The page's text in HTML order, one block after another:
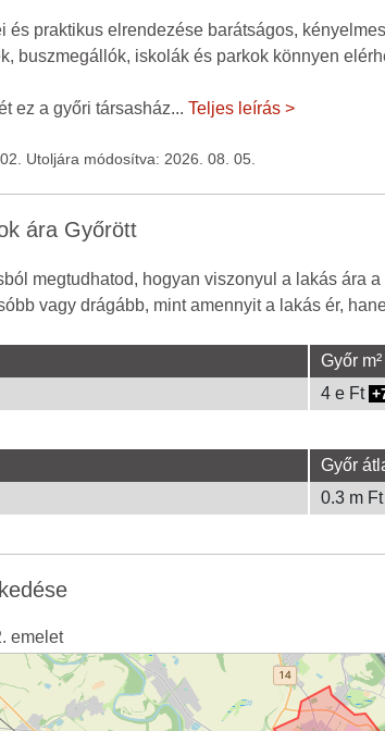
és praktikus elrendezése barátságos,
buszmegállók, iskolák és parkok könnyen
ez a győri társasház... Teljes leírás >
Utoljára módosítva: 2026. 08. 05.
ára Győrött
megtudhatod, hogyan viszonyul a lakás ára
vagy drágább, mint amennyit a lakás ér,
Győr
4 e Ft
Győr
0.3 m Ft
emelet